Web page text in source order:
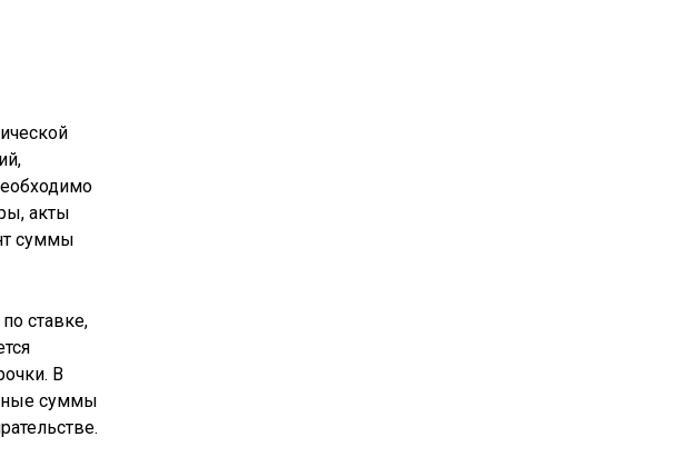
акты
суммы
ставке,
В
суммы